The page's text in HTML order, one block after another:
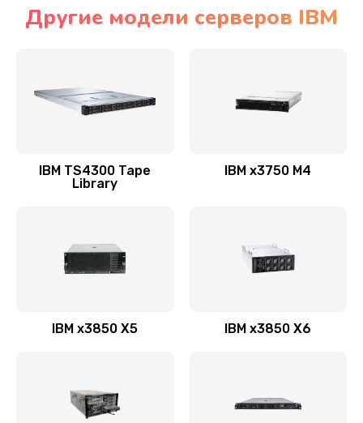
Другие модели серверов IBM
IBM TS4300 Tape
Library
IBM x3750 M4
IBM x3850 X5 IBM x3850 X6